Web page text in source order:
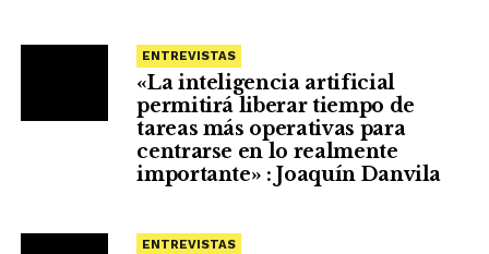
ENTREVISTAS
«La inteligencia artificial
permitirá liberar tiempo de
tareas más operativas para
centrarse en lo realmente
importante» : Joaquín Danvila
ENTREVISTAS